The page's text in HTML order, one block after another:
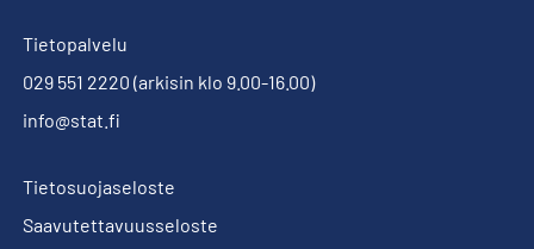
Tietopalvelu
029 551 2220 (arkisin klo 9.00-16.00)
info@stat.fi
Tietosuojaseloste
Saavutettavuusseloste